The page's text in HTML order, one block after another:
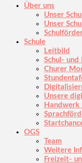
Über uns
Unser
Unser
Schule
Leitbild
Schul- und
Churer
Unsere
Handwerk
OGS
Team
Weitere
Freizeit-